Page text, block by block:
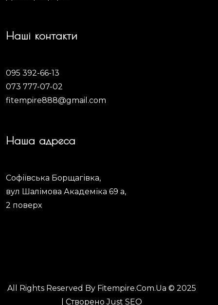
Наші контакти
095 392-66-13
073 777-07-02
fitempire888@gmail.com
Наша адреса
Софіївська Борщагівка,
вул Шалімова Академіка 69 а,
2 поверх
All Rights Reserved By Fitempire.com.ua © 2025
| СтвореноJust SEO